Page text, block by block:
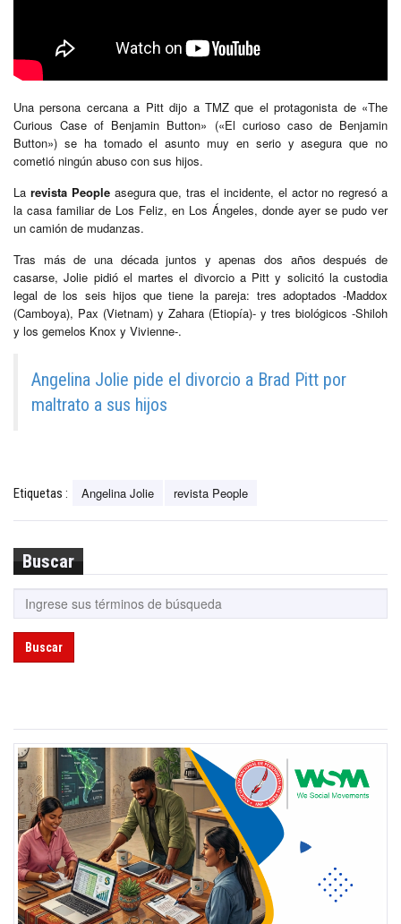
Una persona cercana a Pitt dijo a TMZ que el protagonista de «The
Curious Case of Benjamin Button» («El curioso caso de Benjamin
Button») se ha tomado el asunto muy en serio y asegura que no
cometió ningún abuso con sus hijos.
La revista Peopleasegura que, tras el incidente, el actor no regresó a
la casa familiar de Los Feliz, en Los Ángeles, donde ayer se pudo ver
un camión de mudanzas.
Tras más de una década juntos y apenas dos años después de
casarse, Jolie pidió el martes el divorcio a Pitt y solicitó la custodia
legal de los seis hijos que tiene la pareja: tres adoptados -Maddox
(Camboya), Pax (Vietnam) y Zahara (Etiopía)- y tres biológicos -Shiloh
y los gemelos Knox y Vivienne-.
Angelina Jolie pide el divorcio a Brad Pitt por
maltrato a sus hijos
Etiquetas : Angelina Jolie revista People
Buscar
Buscar